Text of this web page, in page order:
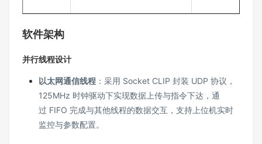
软件架构
并行线程设计
以太网通信线程 ：采用 Socket CLIP 封装 UDP 协议，
125MHz 时钟驱动下实现数据上传与指令下达，通
过 FIFO 完成与其他线程的数据交互，支持上位机实时
监控与参数配置。